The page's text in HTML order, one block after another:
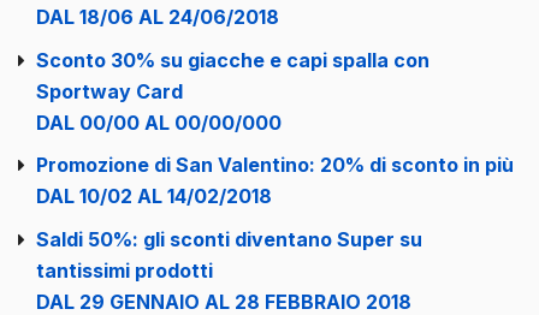
DAL 18/06 AL 24/06/2018
Sconto 30% su giacche e capi spalla con
Sportway Card
DAL 00/00 AL 00/00/000
Promozione di San Valentino: 20% di sconto in più
DAL 10/02 AL 14/02/2018
Saldi 50%: gli sconti diventano Super su
tantissimi prodotti
DAL 29 GENNAIO AL 28 FEBBRAIO 2018